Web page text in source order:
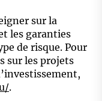
sur la
les garanties
de risque. Pour
sur les projets
.